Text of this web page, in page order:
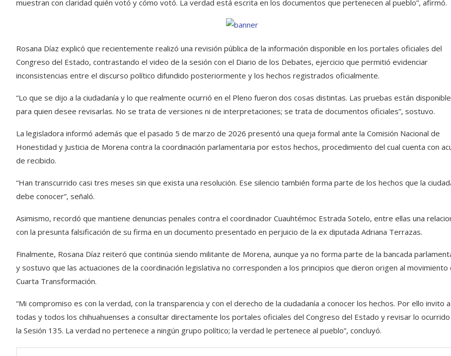
muestran con claridad quién votó y cómo votó. La verdad está escrita en los documentos que pertenecen al pueblo”, afirmó.
Rosana Díaz explicó que recientemente realizó una revisión pública de la información disponible en los portales oficiales del
Congreso del Estado, contrastando el video de la sesión con el Diario de los Debates, ejercicio que permitió evidenciar
inconsistencias entre el discurso político difundido posteriormente y los hechos registrados oficialmente.
“Lo que se dijo a la ciudadanía y lo que realmente ocurrió en el Pleno fueron dos cosas distintas. Las pruebas están
para quien desee revisarlas. No se trata de versiones ni de interpretaciones; se trata de documentos oficiales”, sostuvo.
La legisladora informó además que el pasado 5 de marzo de 2026 presentó una queja formal ante la Comisión Nacional de
Honestidad y Justicia de Morena contra la coordinación parlamentaria por estos hechos, procedimiento del cual cuenta con
de recibido.
“Han transcurrido casi tres meses sin que exista una resolución. Ese silencio también forma parte de los hechos que la
debe conocer”, señaló.
Asimismo, recordó que mantiene denuncias penales contra el coordinador Cuauhtémoc Estrada Sotelo, entre ellas una
con la presunta falsificación de su firma en un documento presentado en perjuicio de la ex diputada Adriana Terrazas.
Finalmente, Rosana Díaz reiteró que continúa siendo militante de Morena, aunque ya no forma parte de la bancada
y sostuvo que las actuaciones de la coordinación legislativa no corresponden a los principios que dieron origen al movimiento
Cuarta Transformación.
“Mi compromiso es con la verdad, con la transparencia y con el derecho de la ciudadanía a conocer los hechos. Por ello invito a
todas y todos los chihuahuenses a consultar directamente los portales oficiales del Congreso del Estado y revisar lo ocurrido
la Sesión 135. La verdad no pertenece a ningún grupo político; la verdad le pertenece al pueblo”, concluyó.